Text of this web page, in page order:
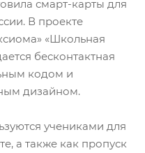
смарт-карты для
В проекте
«Школьная
бесконтактная
кодом и
дизайном.
учениками для
а также как пропуск